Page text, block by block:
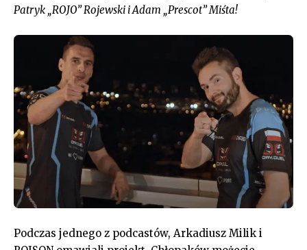
Patryk „ROJO” Rojewski i Adam „Prescot” Miśta!
Podczas jednego z podcastów, Arkadiusz Milik i